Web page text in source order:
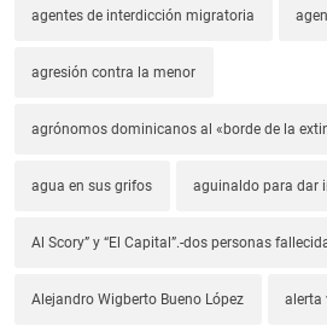
agentes de interdicción migratoria
agresión contra la menor
agrónomos dominicanos al «borde de la
agua en sus grifos aguinaldo para dar
Al Scory” y “El Capital”.-dos personas
Alejandro Wigberto Bueno López alerta